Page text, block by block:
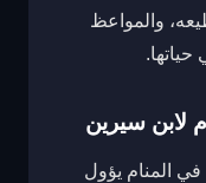
والمواعظ
لابن سيرين
المنام يؤول